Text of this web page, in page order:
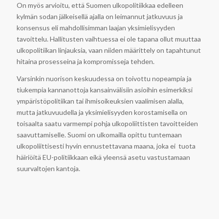
On myös arvioitu, että Suomen ulkopolitiikkaa edelleen
kylmän sodan jälkeisellä ajalla on leimannut jatkuvuus ja
konsensus eli mahdollisimman laajan yksimielisyyden
tavoittelu. Hallitusten vaihtuessa ei ole tapana ollut muuttaa
ulkopolitiikan linjauksia, vaan niiden määrittely on tapahtunut
hitaina prosesseina ja kompromisseja tehden.
Varsinkin nuorison keskuudessa on toivottu nopeampia ja
tiukempia kannanottoja kansainvälisiin asioihin esimerkiksi
ympäristöpolitiikan tai ihmisoikeuksien vaalimisen alalla,
mutta jatkuvuudella ja yksimielisyyden korostamisella on
toisaalta saatu varmempi pohja ulkopoliittisten tavoitteiden
saavuttamiselle. Suomi on ulkomailla opittu tuntemaan
ulkopoliittisesti hyvin ennustettavana maana, joka ei tuota
häiriöitä EU-politiikkaan eikä yleensä asetu vastustamaan
suurvaltojen kantoja.